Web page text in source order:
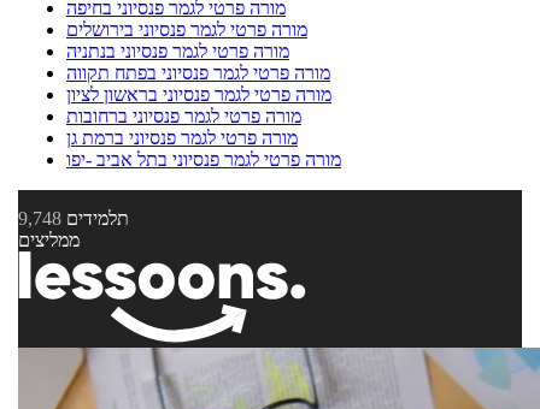
מורה פרטי לגמר פנסיוני בחיפה
מורה פרטי לגמר פנסיוני בירושלים
מורה פרטי לגמר פנסיוני בנתניה
מורה פרטי לגמר פנסיוני בפתח תקווה
מורה פרטי לגמר פנסיוני בראשון לציון
מורה פרטי לגמר פנסיוני ברחובות
מורה פרטי לגמר פנסיוני ברמת גן
מורה פרטי לגמר פנסיוני בתל אביב -יפו
9,748 תלמידים
ממליצים